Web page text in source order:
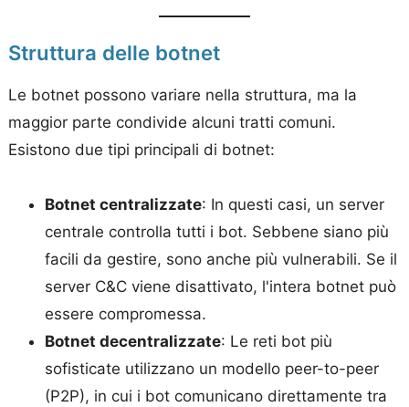
Struttura delle botnet
Le botnet possono variare nella struttura, ma la
maggior parte condivide alcuni tratti comuni.
Esistono due tipi principali di botnet:
Botnet centralizzate: In questi casi, un server
centrale controlla tutti i bot. Sebbene siano più
facili da gestire, sono anche più vulnerabili. Se il
server C&C viene disattivato, l'intera botnet può
essere compromessa.
Botnet decentralizzate: Le reti bot più
sofisticate utilizzano un modello peer-to-peer
(P2P), in cui i bot comunicano direttamente tra